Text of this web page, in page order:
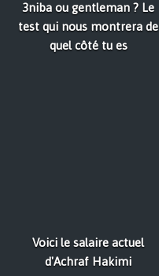
3niba ou gentleman ? Le
test qui nous montrera de
quel côté tu es
Voici le salaire actuel
d'Achraf Hakimi